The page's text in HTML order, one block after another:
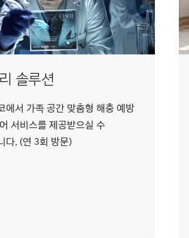
솔루션
에서 가족 공간 맞춤형 해충 예방
서비스를 제공받으실 수
다. (연 3회 방문)